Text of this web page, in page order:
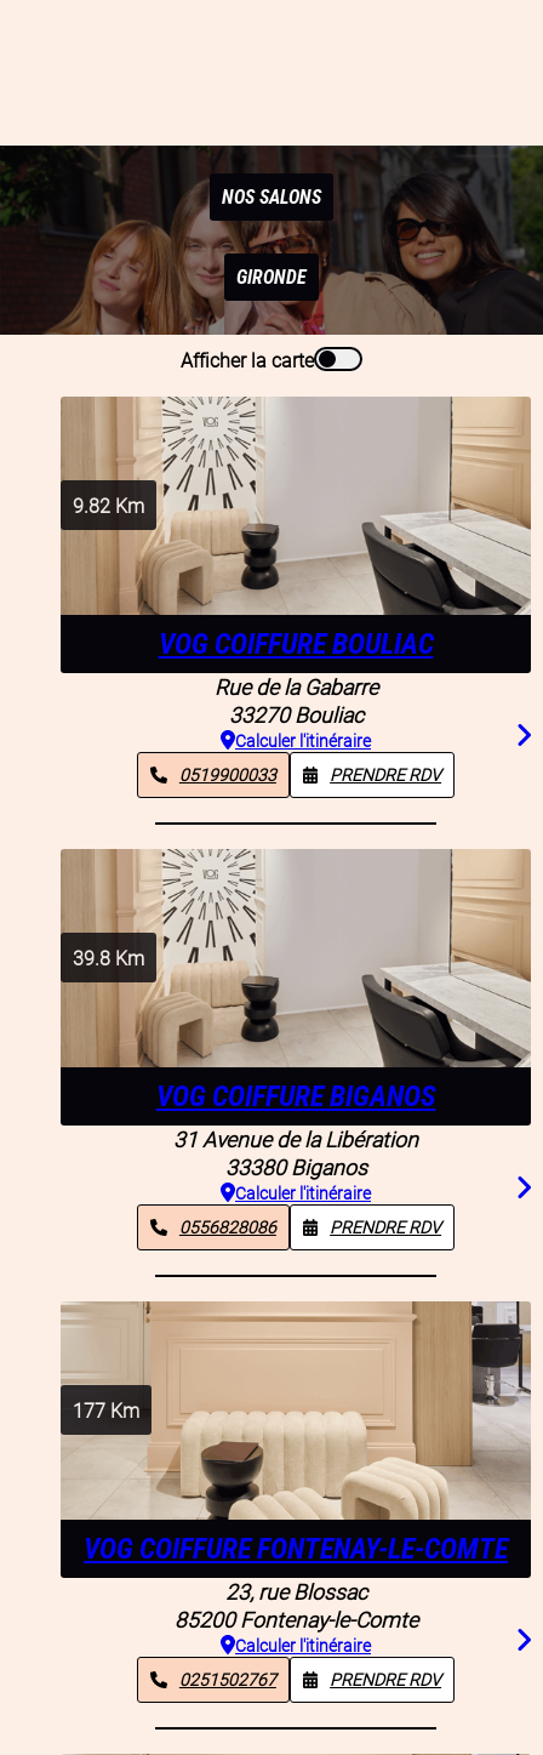
NOS SALONS
GIRONDE
Afficher la carte
9.82 Km
VOG COIFFURE BOULIAC
Rue de la Gabarre
33270 Bouliac
Calculer l'itinéraire
0519900033
PRENDRE RDV
39.8 Km
VOG COIFFURE BIGANOS
31 Avenue de la Libération
33380 Biganos
Calculer l'itinéraire
0556828086
PRENDRE RDV
177 Km
VOG COIFFURE FONTENAY-LE-COMTE
23, rue Blossac
85200 Fontenay-le-Comte
Calculer l'itinéraire
0251502767
PRENDRE RDV